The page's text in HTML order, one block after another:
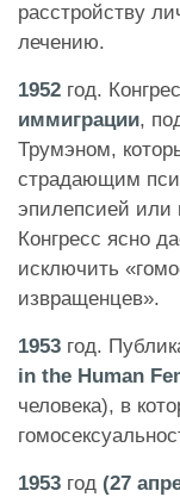
расстройству
лечению.
1952 год.
иммиграции,
Трумэном,
страдающим
эпилепсией или
Конгресс ясно
исключить
извращенцев».
1953 год.
in the Human
человека), в
1953 год (27